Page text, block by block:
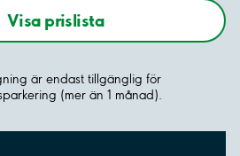
Visa prislista
är endast tillgänglig för
(mer än 1 månad).